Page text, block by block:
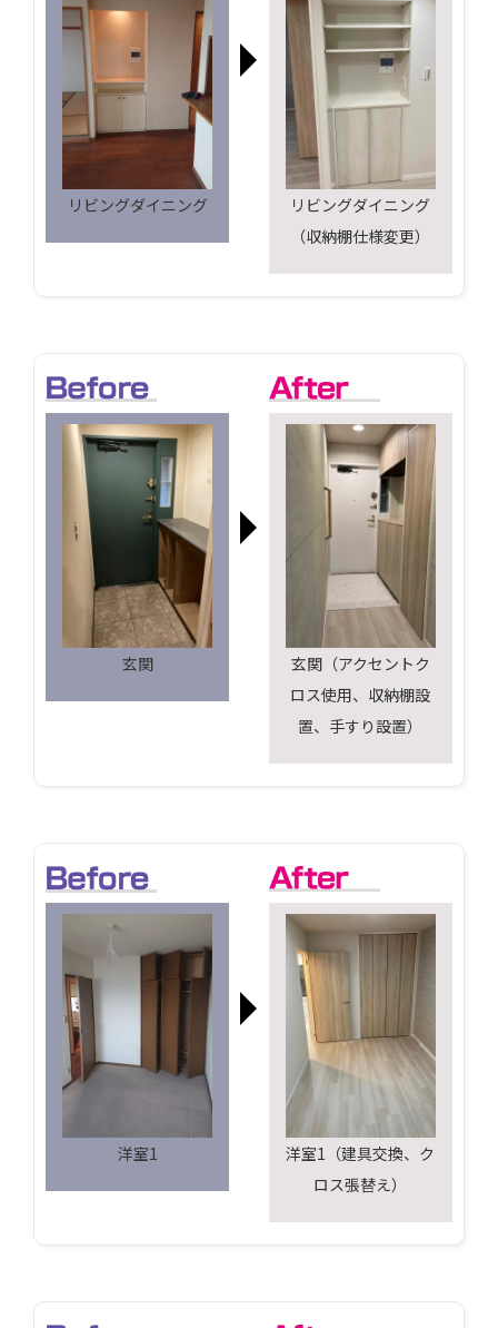
リビングダイニング
リビングダイニング
（収納棚仕様変更）
玄関
玄関（アクセントク
ロス使用、収納棚設
置、手すり設置）
洋室1
洋室1（建具交換、ク
ロス張替え）